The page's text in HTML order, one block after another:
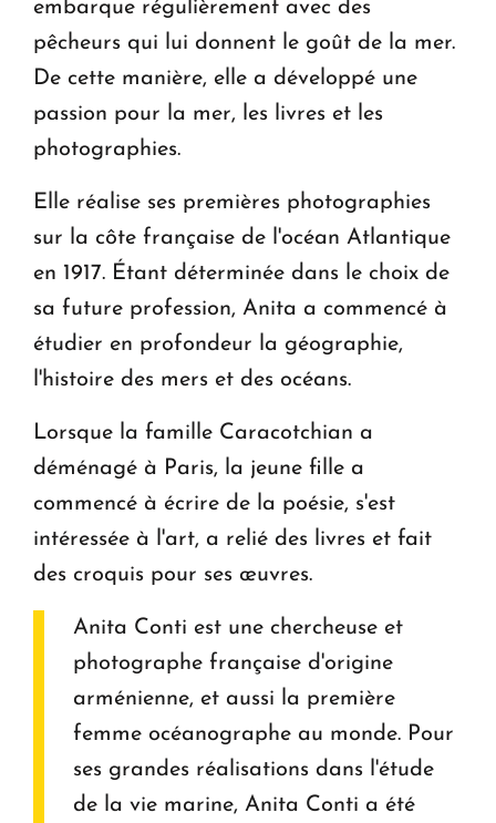
embarque régulièrement avec des
pêcheurs qui lui donnent le goût de la mer.
De cette manière, elle a développé une
passion pour la mer, les livres et les
photographies.
Elle réalise ses premières photographies
sur la côte française de l'océan Atlantique
en 1917. Étant déterminée dans le choix de
sa future profession, Anita a commencé à
étudier en profondeur la géographie,
l'histoire des mers et des océans.
Lorsque la famille Caracotchian a
déménagé à Paris, la jeune fille a
commencé à écrire de la poésie, s'est
intéressée à l'art, a relié des livres et fait
des croquis pour ses œuvres.
Anita Conti est une chercheuse et
photographe française d'origine
arménienne, et aussi la première
femme océanographe au monde. Pour
ses grandes réalisations dans l'étude
de la vie marine, Anita Conti a été